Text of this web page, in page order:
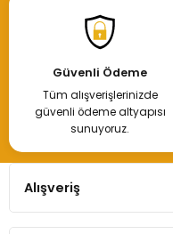
Güvenli Ödeme
Tüm alışverişlerinizde
güvenli ödeme altyapısı
sunuyoruz.
Alışveriş